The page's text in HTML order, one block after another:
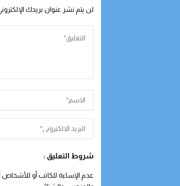
لن يتم نشر عنوان بريدك
شروط التعليق :
عدم الإساءة للكاتب أو للأشخاص